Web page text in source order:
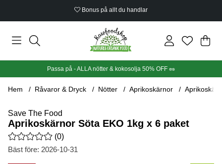
Bonus på allt du handlar
Din
.
Passa på - ALLA nötter & kokosolja 50% OFF 🥜
Hem Råvaror & Dryck Nötter Aprikoskärnor
Save The Food
Aprikoskärnor Söta EKO 1kg x 6 paket
Medelbetyg 0 av 5 Antal betyg 0
(0)
Bäst före: 2026-10-31